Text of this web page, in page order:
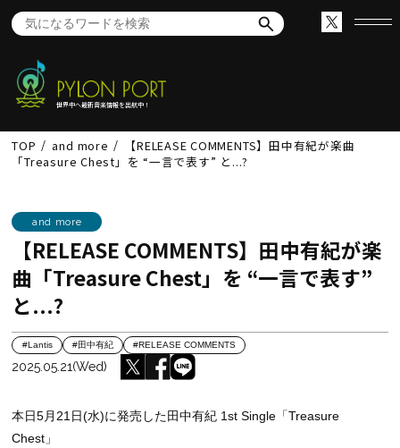
世界中へ最新音楽情報を出航中！
TOP and more
【RELEASE COMMENTS】田中有紀が楽曲
「Treasure Chest」を “一言で表す” と...?
and more
【RELEASE COMMENTS】田中有紀が楽
曲「Treasure Chest」を “一言で表す”
と...?
#Lantis #田中有紀 #RELEASE COMMENTS
2025.05.21(Wed)
本日5月21日(水)に発売した田中有紀 1st Single「Treasure
Chest」